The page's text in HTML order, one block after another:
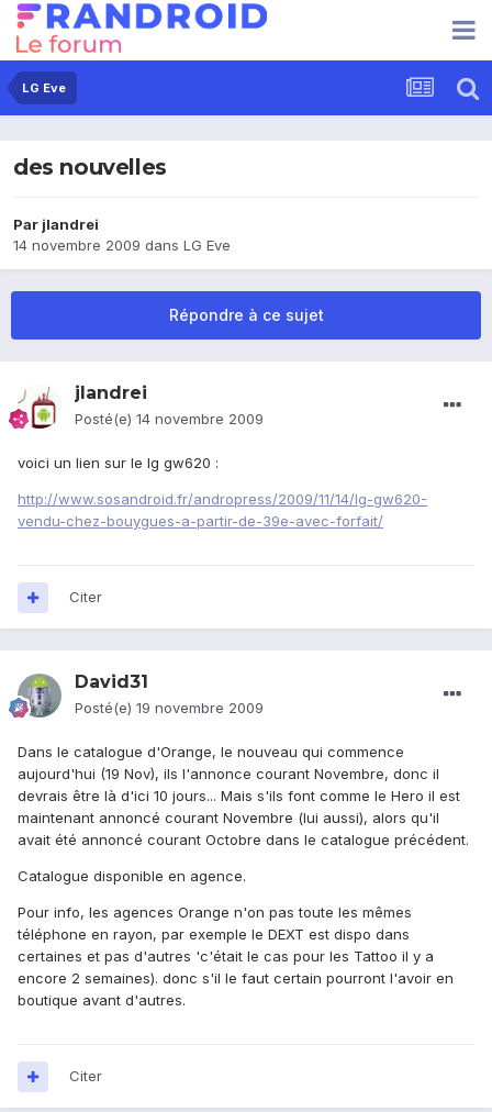
LG Eve
des nouvelles
Par jlandrei
14 novembre 2009 dans LG Eve
Répondre à ce sujet
jlandrei
Posté(e) 14 novembre 2009
voici un lien sur le lg gw620 :
http://www.sosandroid.fr/andropress/2009/11/14/lg-gw620-
vendu-chez-bouygues-a-partir-de-39e-avec-forfait/
Citer
David31
Posté(e) 19 novembre 2009
Dans le catalogue d'Orange, le nouveau qui commence
aujourd'hui (19 Nov), ils l'annonce courant Novembre, donc il
devrais être là d'ici 10 jours... Mais s'ils font comme le Hero il est
maintenant annoncé courant Novembre (lui aussi), alors qu'il
avait été annoncé courant Octobre dans le catalogue précédent.
Catalogue disponible en agence.
Pour info, les agences Orange n'on pas toute les mêmes
téléphone en rayon, par exemple le DEXT est dispo dans
certaines et pas d'autres 'c'était le cas pour les Tattoo il y a
encore 2 semaines). donc s'il le faut certain pourront l'avoir en
boutique avant d'autres.
Citer